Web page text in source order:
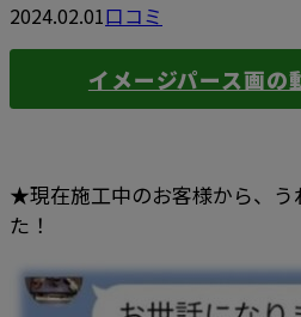
2024.02.01口コミ
イメージパース画の
★現在施工中のお客様から、う
た！